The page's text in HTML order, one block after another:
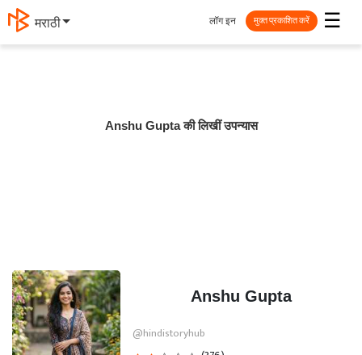
मराठी ☰
लॉग इन मुक्त प्रकाशित करें
Anshu Gupta की लिखीं उपन्यास
Anshu Gupta
@hindistoryhub